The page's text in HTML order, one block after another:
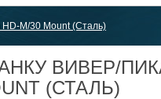
M/30 Mount (Сталь)
ВИВЕР/
(СТАЛЬ)